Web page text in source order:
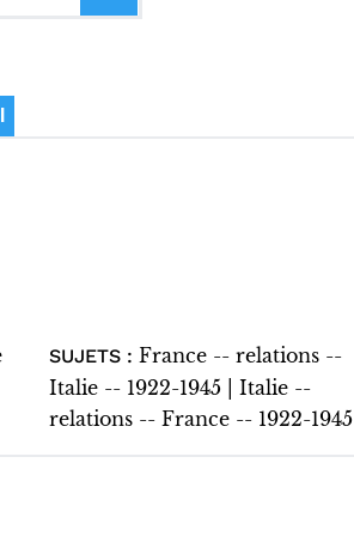
SUJETS : France -- relations --
Italie -- 1922-1945 | Italie --
relations -- France -- 1922-1945